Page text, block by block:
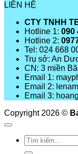
LIÊN HỆ
CTY TNHH
Hotline 1: 090
Hotline 2:
Tel: 024 668
Trụ sở: An
CN: 3 miền
Email 1:
Email 2:
Email 3:
Copyright 2026 ©
Tìm
kiếm: